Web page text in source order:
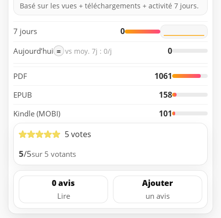
Basé sur les vues + téléchargements + activité 7 jours.
7 jours 0
Aujourd’hui = vs moy. 7j : 0/j 0
PDF 1061
EPUB 158
Kindle (MOBI)
101
5 votes
5/5sur 5 votants
0 avis
Lire
Ajouter
un avis